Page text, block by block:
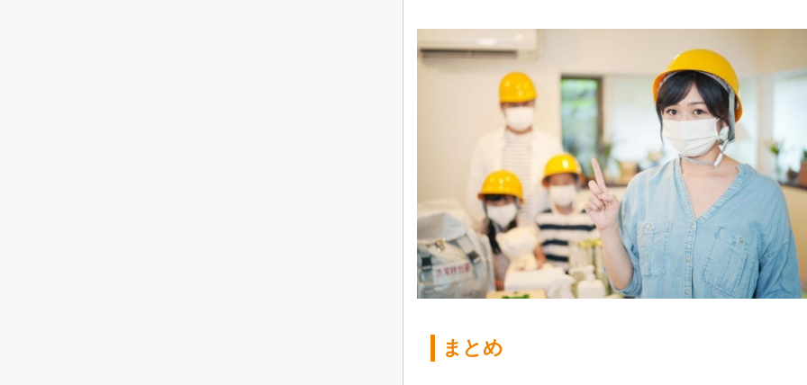
まとめ